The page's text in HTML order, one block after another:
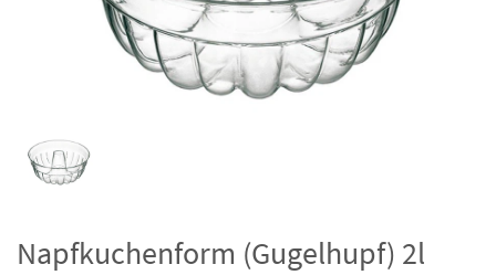
Napfkuchenform (Gugelhupf) 2l